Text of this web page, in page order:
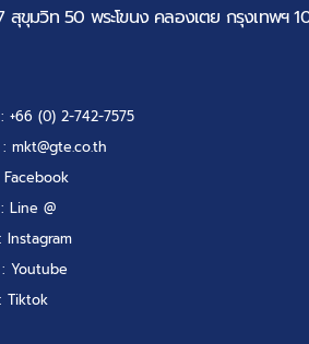
สุขุมวิท 50 พระโขนง คลองเตย กรุงเทพฯ
: +66 (0) 2-742-7575
mkt@gte.co.th
Facebook
: Line @
: Instagram
: Youtube
: Tiktok